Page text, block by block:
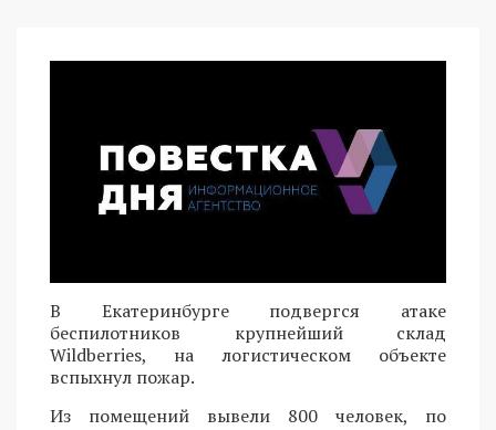
В Екатеринбурге подвергся атаке
беспилотников крупнейший склад
Wildberries, на логистическом объекте
вспыхнул пожар.
Из помещений вывели 800 человек, по